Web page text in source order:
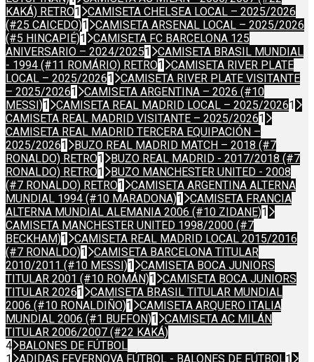
KAKÁ) RETRO1
CAMISETA CHELSEA LOCAL – 2025/2026
(#25 CAICEDO)1
CAMISETA ARSENAL LOCAL – 2025/2026
(#5 HINCAPIÉ)1
CAMISETA FC BARCELONA 125
ANIVERSARIO – 2024/20251
CAMISETA BRASIL MUNDIAL
- 1994 (#11 ROMÁRIO) RETRO1
CAMISETA RIVER PLATE
LOCAL – 2025/20261
CAMISETA RIVER PLATE VISITANTE
– 2025/20261
CAMISETA ARGENTINA – 2026 (#10
MESSI)1 CAMISETA REAL MADRID LOCAL – 2025/20261
CAMISETA REAL MADRID VISITANTE – 2025/20261
CAMISETA REAL MADRID TERCERA EQUIPACIÓN –
2025/20261
BUZO REAL MADRID MATCH – 2018 (#7
RONALDO) RETRO1
BUZO REAL MADRID - 2017/2018 (#7
RONALDO) RETRO1
BUZO MANCHESTER UNITED - 2008
(#7 RONALDO) RETRO1
CAMISETA ARGENTINA ALTERNA
MUNDIAL 1994 (#10 MARADONA)1
CAMISETA FRANCIA
ALTERNA MUNDIAL ALEMANIA 2006 (#10 ZIDANE)1
CAMISETA MANCHESTER UNITED 1998/2000 (#7
BECKHAM)1
CAMISETA REAL MADRID LOCAL 2015/2016
(#7 RONALDO)1
CAMISETA BARCELONA TITULAR
2010/2011 (#10 MESSI)1
CAMISETA BOCA JUNIORS
TITULAR 2001 (#10 ROMÁN)1
CAMISETA BOCA JUNIORS
TITULAR 20261
CAMISETA BRASIL TITULAR MUNDIAL
2006 (#10 RONALDIÑO)1
CAMISETA ARQUERO ITALIA
MUNDIAL 2006 (#1 BUFFON)1
CAMISETA AC MILÁN
TITULAR 2006/2007 (#22 KAKÁ)
4
BALONES DE FÚTBOL
1
ADIDAS FEVERNOVA FÚTBOL - BALONES DE FÚTBOL1